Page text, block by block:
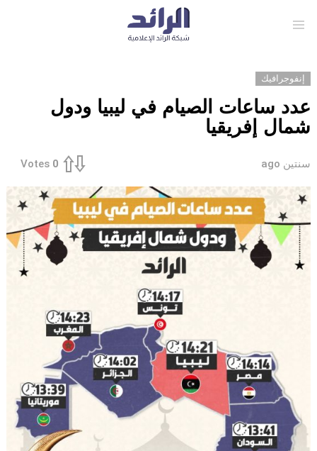
إنفوجرافيك
عدد ساعات الصيام في ليبيا ودول
شمال إفريقيا
سنتين ago 0
Votes